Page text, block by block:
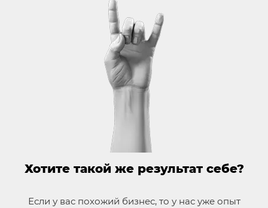
Хотите такой же результат себе?
Если у вас похожий бизнес, то у нас уже опыт